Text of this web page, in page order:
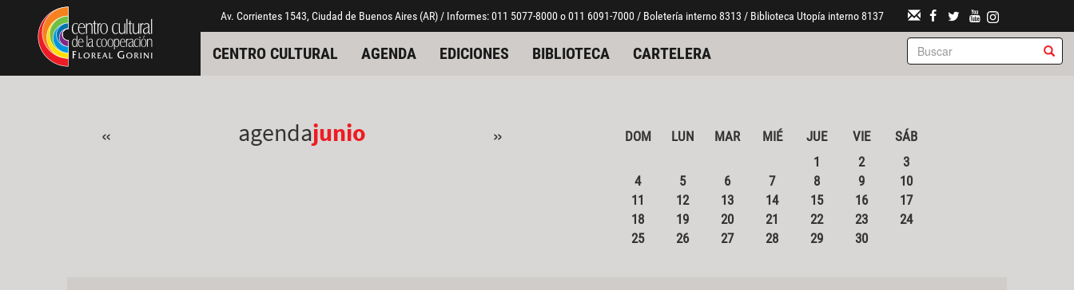
Pasar al contenido principal
Jump to main content Av. Corrientes 1543, Ciudad de Buenos Aires (AR) / Informes: 011 5077-8000 o 011 6091-7000 / Boletería interno 8313 / Biblioteca Utopía interno 8137
CENTRO CULTURAL AGENDA EDICIONES BIBLIOTECA CARTELERA
« agendajunio » DOM LUN MAR MIÉ JUE VIE
SÁB
1
2
3
4
5 6 7 8 9
10
11
12 13 14 15 16
17
18
19 20 21 22 23
24
25
26 27 28 29 30